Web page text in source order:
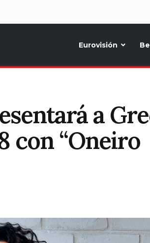
Eurovisión
a
con “Oneiro